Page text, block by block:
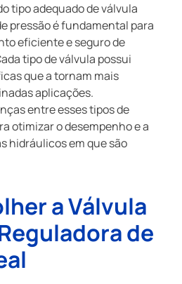
tipo adequado de válvula
pressão é fundamental para
eficiente e seguro de
tipo de válvula possui
que a tornam mais
aplicações.
entre esses tipos de
otimizar o desempenho e a
hidráulicos em que são
a Válvula
de